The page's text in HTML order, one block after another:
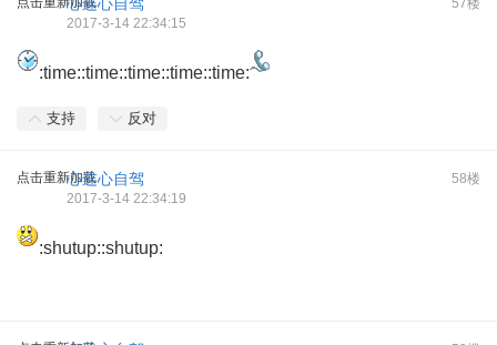
57楼
2017-3-14 22:34:15
:time::time::time::time::time:
支持 反对
点击重新加载 58楼
心连心自驾
2017-3-14 22:34:19
:shutup::shutup: